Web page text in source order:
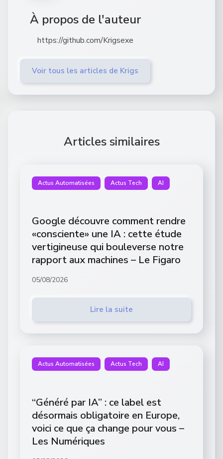
À propos de l'auteur
https://github.com/Krigsexe
Voir tous les articles de Krigs
Articles similaires
Actus Automatisées Actus Tech AI
Google découvre comment rendre
«consciente» une IA : cette étude
vertigineuse qui bouleverse notre
rapport aux machines – Le Figaro
05/08/2026
Lire la suite
Actus Automatisées Actus Tech AI
“Généré par IA” : ce label est
désormais obligatoire en Europe,
voici ce que ça change pour vous –
Les Numériques